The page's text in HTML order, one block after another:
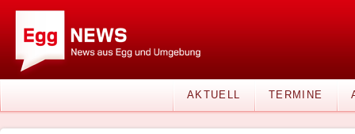
AKTUELL TERMINE